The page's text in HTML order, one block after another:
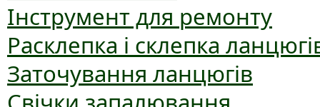
Інструмент для ремонту
Расклепка і склепка
Заточування ланцюгів